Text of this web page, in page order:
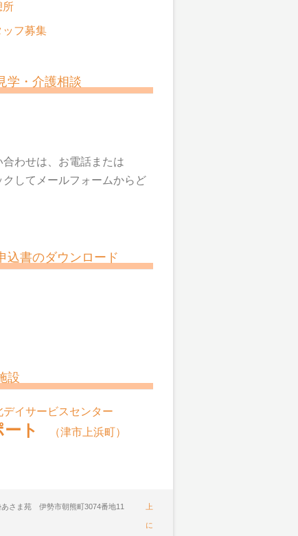
所
ッフ募集
学・介護相談
合わせは、お電話または
クしてメールフォームからど
込書のダウンロード
設
デイサービスセンター
ト （津市上浜町）
さま苑 伊勢市朝熊町3074番地11 上
に